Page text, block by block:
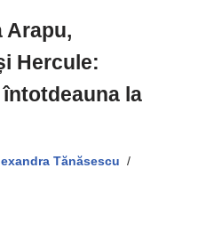
Arapu,
Hercule:
la
Tănăsescu